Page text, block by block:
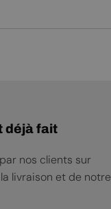
déjà fait
nos clients sur
livraison et de notre